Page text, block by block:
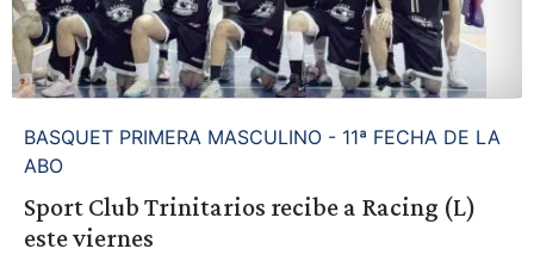
BASQUET PRIMERA MASCULINO - 11ª FECHA DE LA
ABO
Sport Club Trinitarios recibe a Racing (L)
este viernes